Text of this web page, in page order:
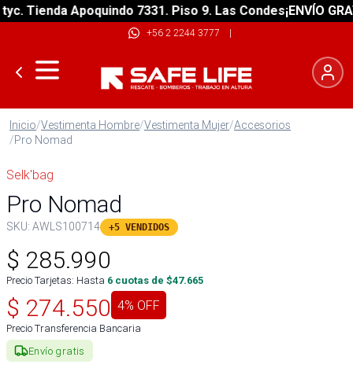
Tienda Apoquindo 7331. Piso 9. Las Condes¡ENVÍO
+56 2 2244 3777 |
Inicio/Vestimenta Hombre/Vestimenta Mujer/Accesorios
/Pro Nomad
Selk'bag
Pro Nomad
SKU: AWLS100714 +5 VENDIDOS
$ 285.990
Precio Tarjetas: Hasta 6 cuotas de $47.665
$ 274.550 4% OFF
Precio Transferencia Bancaria
Envío gratis